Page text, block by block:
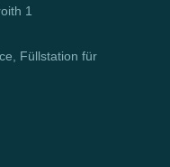
1
Füllstation für